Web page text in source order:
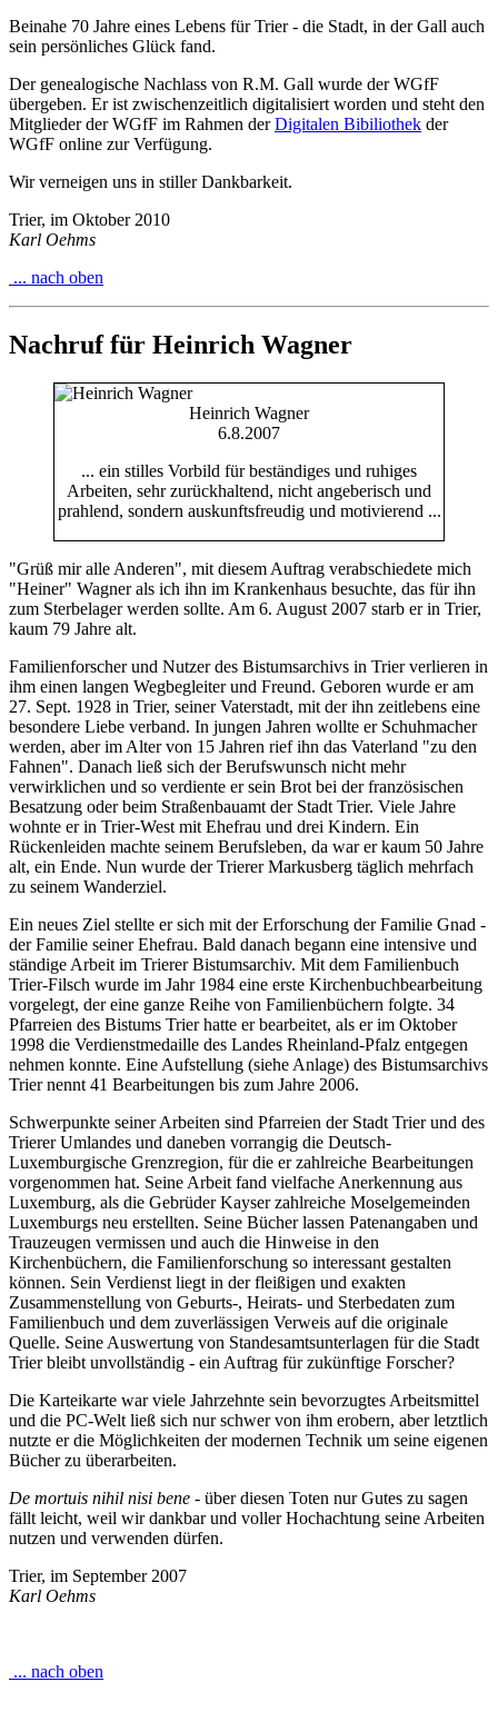
Beinahe 70 Jahre eines Lebens für Trier - die Stadt, in der Gall auch
sein persönliches Glück fand.
Der genealogische Nachlass von R.M. Gall wurde der WGfF
übergeben. Er ist zwischenzeitlich digitalisiert worden und steht den
Mitglieder der WGfF im Rahmen derDigitalen Bibiliothek der
WGfF online zur Verfügung.
Wir verneigen uns in stiller Dankbarkeit.
Trier, im Oktober 2010
Karl Oehms
... nach oben
Nachruf für Heinrich Wagner
Heinrich Wagner
6.8.2007
... ein stilles Vorbild für beständiges und ruhiges
Arbeiten, sehr zurückhaltend, nicht angeberisch und
prahlend, sondern auskunftsfreudig und motivierend ...
"Grüß mir alle Anderen", mit diesem Auftrag verabschiedete mich
"Heiner" Wagner als ich ihn im Krankenhaus besuchte, das für ihn
zum Sterbelager werden sollte. Am 6. August 2007 starb er in Trier,
kaum 79 Jahre alt.
Familienforscher und Nutzer des Bistumsarchivs in Trier verlieren in
ihm einen langen Wegbegleiter und Freund. Geboren wurde er am
27. Sept. 1928 in Trier, seiner Vaterstadt, mit der ihn zeitlebens eine
besondere Liebe verband. In jungen Jahren wollte er Schuhmacher
werden, aber im Alter von 15 Jahren rief ihn das Vaterland "zu den
Fahnen". Danach ließ sich der Berufswunsch nicht mehr
verwirklichen und so verdiente er sein Brot bei der französischen
Besatzung oder beim Straßenbauamt der Stadt Trier. Viele Jahre
wohnte er in Trier-West mit Ehefrau und drei Kindern. Ein
Rückenleiden machte seinem Berufsleben, da war er kaum 50 Jahre
alt, ein Ende. Nun wurde der Trierer Markusberg täglich mehrfach
zu seinem Wanderziel.
Ein neues Ziel stellte er sich mit der Erforschung der Familie Gnad -
der Familie seiner Ehefrau. Bald danach begann eine intensive und
ständige Arbeit im Trierer Bistumsarchiv. Mit dem Familienbuch
Trier-Filsch wurde im Jahr 1984 eine erste Kirchenbuchbearbeitung
vorgelegt, der eine ganze Reihe von Familienbüchern folgte. 34
Pfarreien des Bistums Trier hatte er bearbeitet, als er im Oktober
1998 die Verdienstmedaille des Landes Rheinland-Pfalz entgegen
nehmen konnte. Eine Aufstellung (siehe Anlage) des Bistumsarchivs
Trier nennt 41 Bearbeitungen bis zum Jahre 2006.
Schwerpunkte seiner Arbeiten sind Pfarreien der Stadt Trier und des
Trierer Umlandes und daneben vorrangig die Deutsch-
Luxemburgische Grenzregion, für die er zahlreiche Bearbeitungen
vorgenommen hat. Seine Arbeit fand vielfache Anerkennung aus
Luxemburg, als die Gebrüder Kayser zahlreiche Moselgemeinden
Luxemburgs neu erstellten. Seine Bücher lassen Patenangaben und
Trauzeugen vermissen und auch die Hinweise in den
Kirchenbüchern, die Familienforschung so interessant gestalten
können. Sein Verdienst liegt in der fleißigen und exakten
Zusammenstellung von Geburts-, Heirats- und Sterbedaten zum
Familienbuch und dem zuverlässigen Verweis auf die originale
Quelle. Seine Auswertung von Standesamtsunterlagen für die Stadt
Trier bleibt unvollständig - ein Auftrag für zukünftige Forscher?
Die Karteikarte war viele Jahrzehnte sein bevorzugtes Arbeitsmittel
und die PC-Welt ließ sich nur schwer von ihm erobern, aber letztlich
nutzte er die Möglichkeiten der modernen Technik um seine eigenen
Bücher zu überarbeiten.
De mortuis nihil nisi bene - über diesen Toten nur Gutes zu sagen
fällt leicht, weil wir dankbar und voller Hochachtung seine Arbeiten
nutzen und verwenden dürfen.
Trier, im September 2007
Karl Oehms
... nach oben